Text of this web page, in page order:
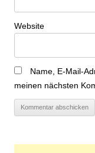
Website
Name, E-Mail-
meinen nächsten